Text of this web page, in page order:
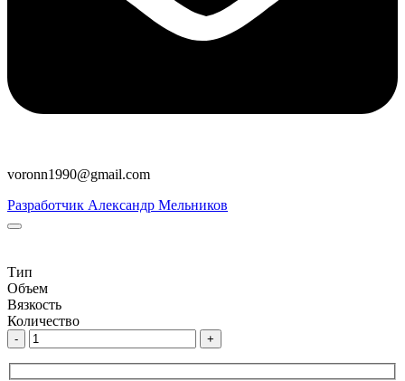
voronn1990@gmail.com
Разработчик Александр Мельников
Тип
Объем
Вязкость
Количество
- +